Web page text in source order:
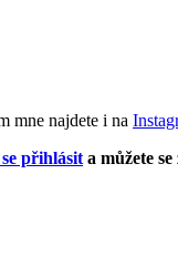
mne najdete i na
přihlásit a můžete